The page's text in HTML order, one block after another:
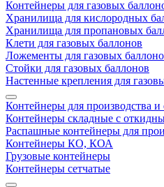
Контейнеры для газовых
Хранилища для кислородных
Хранилища для пропановых
Клети для газовых баллонов
Ложементы для газовых
Стойки для газовых баллонов
Настенные крепления для
Контейнеры для производства и
Контейнеры складные с
Распашные контейнеры для
Контейнеры КО, КОА
Грузовые контейнеры
Контейнеры сетчатые